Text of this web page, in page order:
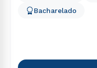
Bacharelado